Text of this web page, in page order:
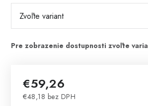
€59,26
€48,18 bez DPH